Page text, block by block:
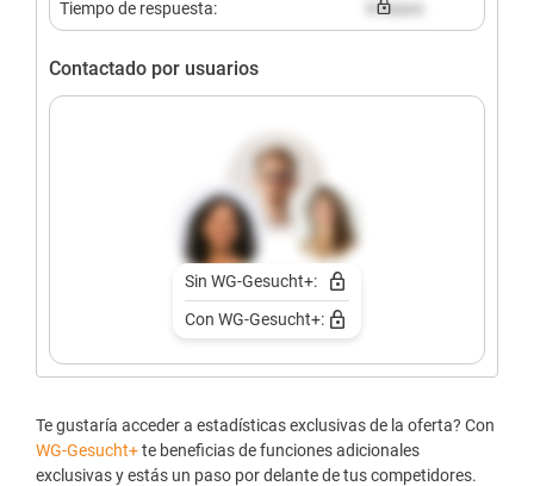
Tiempo de respuesta: X hours
Contactado por usuarios
Sin WG-Gesucht+:
Con WG-Gesucht+:
Te gustaría acceder a estadísticas exclusivas de la oferta? Con
WG-Gesucht+te beneficias de funciones adicionales
exclusivas y estás un paso por delante de tus competidores.